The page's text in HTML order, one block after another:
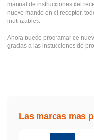
manual de instrucciones del
nuevo mando en el receptor,
inutilizables.
Ahora puede programar de
gracias a las instucciones de
Las marcas mas